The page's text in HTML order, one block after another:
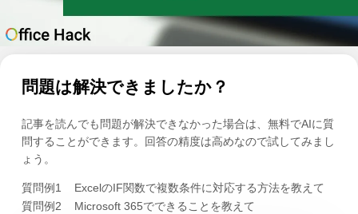
問題は解決できましたか？
記事を読んでも問題が解決できなかった場合は、無料でAIに質
問することができます。回答の精度は高めなので試してみまし
ょう。
質問例1
ExcelのIF関数で複数条件に対応する方法を教えて
質問例2
Microsoft 365でできることを教えて